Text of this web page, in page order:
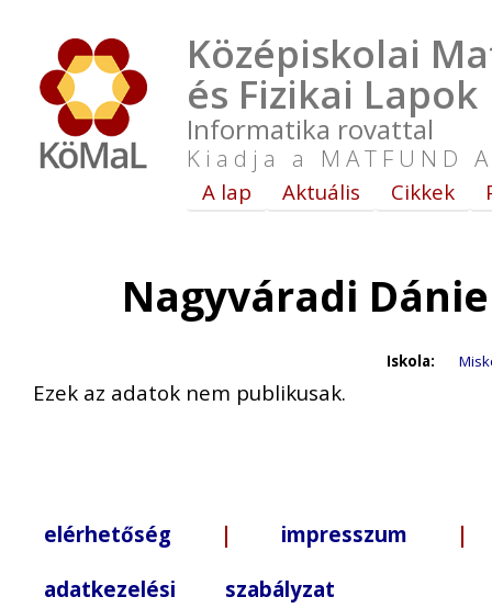
Középiskolai
és Fizikai Lapok
Informatika rovattal
Kiadja a MATFUND
A lap Aktuális Cikkek
Nagyváradi
Iskola:
Ezek az adatok nem publikusak.
elérhetőség | impresszum |
adatkezelési szabályzat